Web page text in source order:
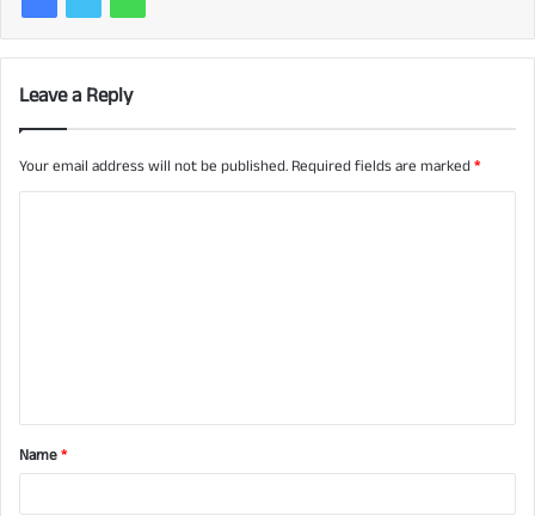
Leave a Reply
Your email address will not be published. Required fields are marked*
t
*Name*